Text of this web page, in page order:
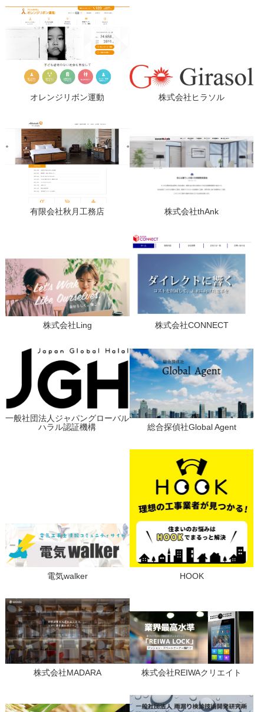
オレンジリボン運動 株式会社ヒラソル
有限会社秋月工務店 株式会社thAnk
株式会社Ling 株式会社CONNECT
一般社団法人ジャパングローバル
ハラル認証機構
総合探偵社Global Agent
電気walker HOOK
株式会社MADARA 株式会社REIWAクリエイト